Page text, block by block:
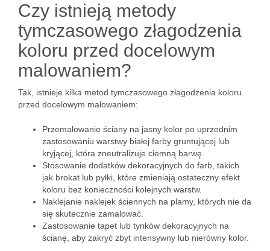
Czy istnieją metody
tymczasowego złagodzenia
koloru przed docelowym
malowaniem?
Tak, istnieje kilka metod tymczasowego złagodzenia koloru
przed docelowym malowaniem:
Przemalowanie ściany na jasny kolor po uprzednim
zastosowaniu warstwy białej farby gruntującej lub
kryjącej, która zneutralizuje ciemną barwę.
Stosowanie dodatków dekoracyjnych do farb, takich
jak brokat lub pyłki, które zmieniają ostateczny efekt
koloru bez konieczności kolejnych warstw.
Naklejanie naklejek ściennych na plamy, których nie da
się skutecznie zamalować.
Zastosowanie tapet lub tynków dekoracyjnych na
ścianę, aby zakryć zbyt intensywny lub nierówny kolor.